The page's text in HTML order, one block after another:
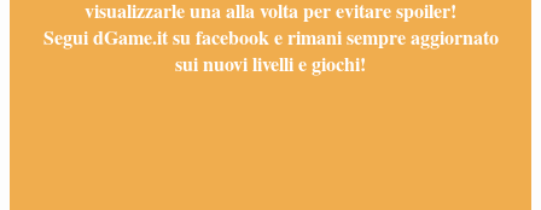
visualizzarle una alla volta per evitare spoiler!
Segui dGame.it su facebook e rimani sempre aggiornato
sui nuovi livelli e giochi!